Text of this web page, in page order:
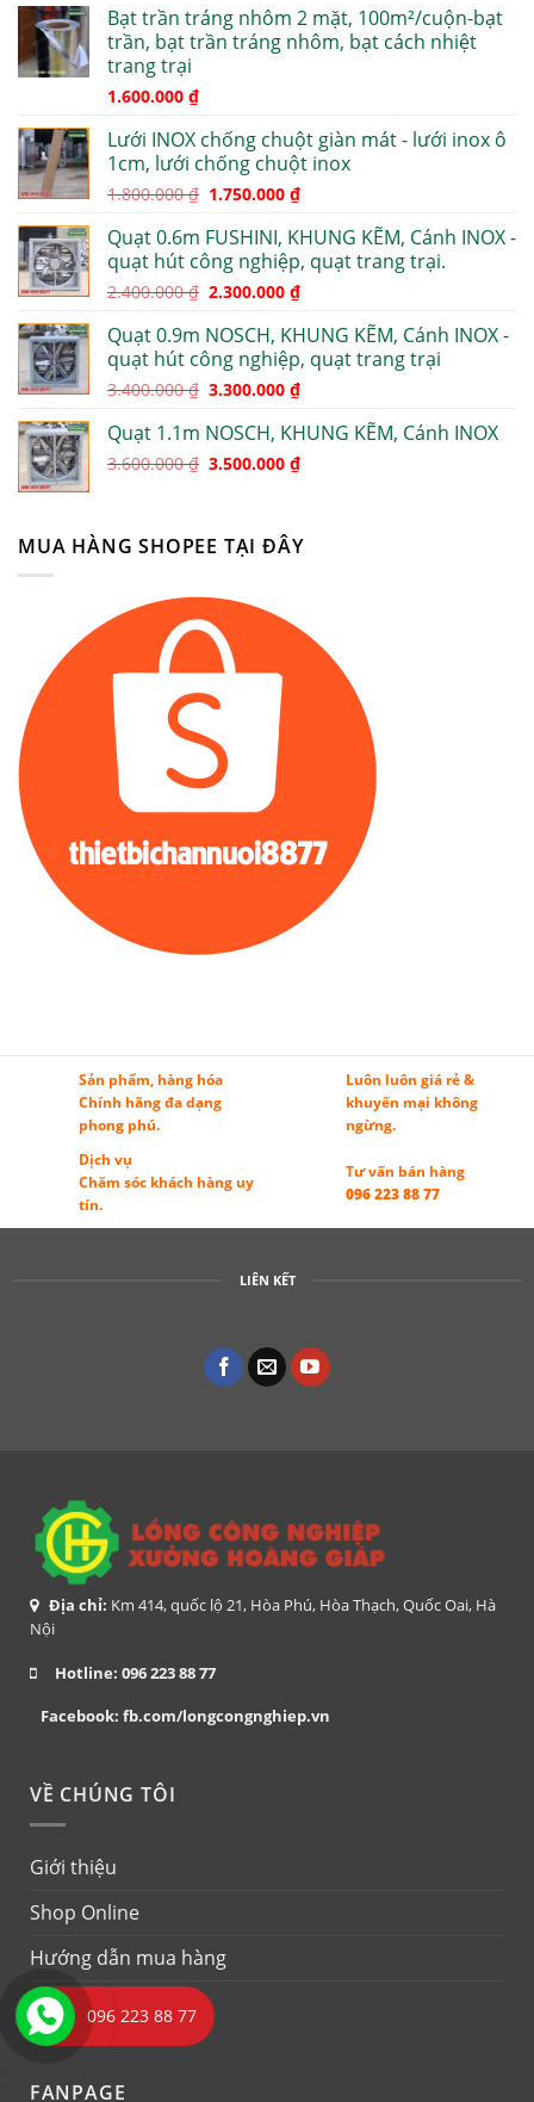
Bạt trần tráng nhôm 2 mặt, 100m²/cuộn-bạt
trần, bạt trần tráng nhôm, bạt cách nhiệt
trang trại
1.600.000 ₫
Lưới INOX chống chuột giàn mát - lưới inox ô
1cm, lưới chống chuột inox
1.800.000₫ 1.750.000₫
Quạt 0.6m FUSHINI, KHUNG KẼM, Cánh INOX -
quạt hút công nghiệp, quạt trang trại.
2.400.000₫ 2.300.000₫
Quạt 0.9m NOSCH, KHUNG KẼM, Cánh INOX -
quạt hút công nghiệp, quạt trang trại
3.400.000₫ 3.300.000₫
Quạt 1.1m NOSCH, KHUNG KẼM, Cánh INOX
3.600.000₫ 3.500.000₫
MUA HÀNG SHOPEE TẠI ĐÂY
Sản phẩm, hàng hóa
Chính hãng đa dạng
phong phú.
Luôn luôn giá rẻ &
khuyến mại không
ngừng.
Dịch vụ
Chăm sóc khách hàng uy
tín.
Tư vấn bán hàng
096 223 88 77
LIÊN KẾT
Địa chỉ: Km 414, quốc lộ 21, Hòa Phú, Hòa Thạch, Quốc Oai, Hà
Nội
Hotline: 096 223 88 77
Facebook: fb.com/longcongnghiep.vn
VỀ CHÚNG TÔI
Giới thiệu
Shop Online
Hướng dẫn mua hàng
Liên hệ
FANPAGE
096 223 88 77